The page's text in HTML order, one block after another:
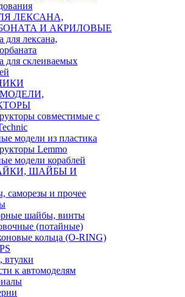
ЛЕКСАНА,
И АКРИЛОВЫЕ
для лексана,
для склеиваемых
совместимые с
модели из пластика
Lemmo
модели кораблей
ШАЙБЫ И
саморезы и прочее
шайбы, винты
(потайные)
кольца (O-RING)
втулки
к автомоделям